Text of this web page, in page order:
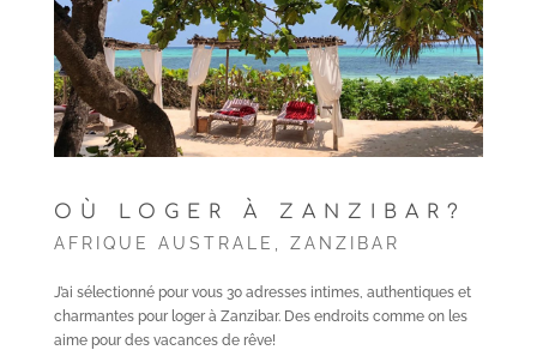
OÙ LOGER À ZANZIBAR?
AFRIQUE AUSTRALE ZANZIBAR
J’ai sélectionné pour vous 30 adresses intimes, authentiques et
charmantes pour loger à Zanzibar. Des endroits comme on les
aime pour des vacances de rêve!